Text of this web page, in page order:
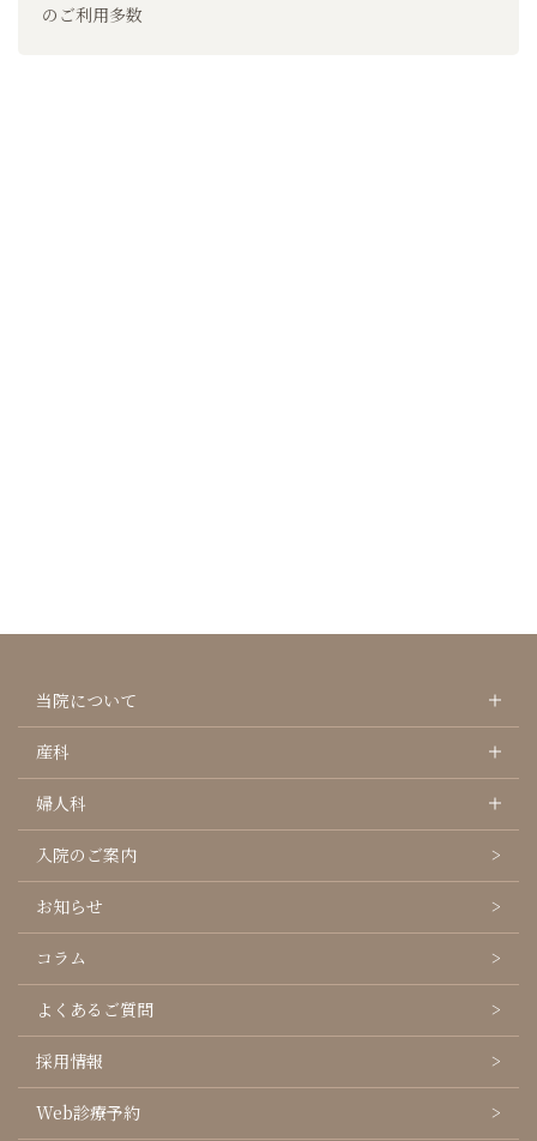
のご利用多数
当院について
産科
婦人科
入院のご案内
お知らせ
コラム
よくあるご質問
採用情報
Web診療予約